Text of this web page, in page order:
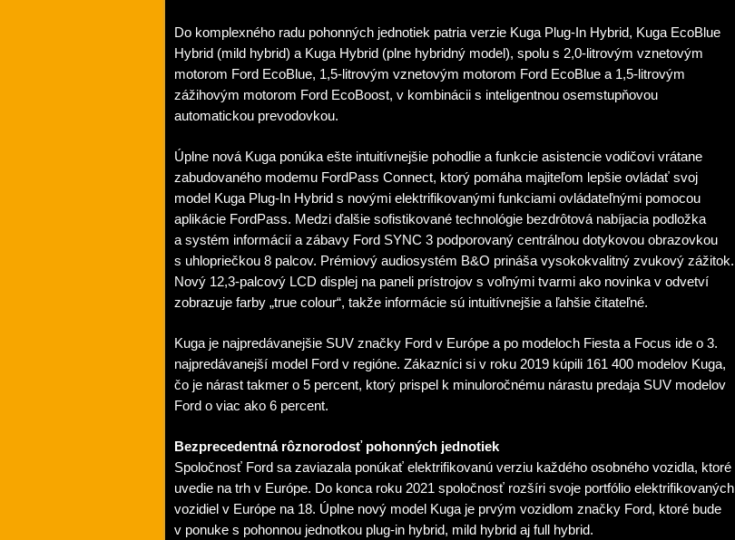
Do komplexného radu pohonných jednotiek patria verzie Kuga Plug-In Hybrid, Kuga EcoBlue
Hybrid (mild hybrid) a Kuga Hybrid (plne hybridný model), spolu s 2,0-litrovým vznetovým
motorom Ford EcoBlue, 1,5-litrovým vznetovým motorom Ford EcoBlue a 1,5-litrovým
zážihovým motorom Ford EcoBoost, v kombinácii s inteligentnou osemstupňovou
automatickou prevodovkou.
Úplne nová Kuga ponúka ešte intuitívnejšie pohodlie a funkcie asistencie vodičovi vrátane
zabudovaného modemu FordPass Connect, ktorý pomáha majiteľom lepšie ovládať svoj
model Kuga Plug-In Hybrid s novými elektrifikovanými funkciami ovládateľnými pomocou
aplikácie FordPass. Medzi ďalšie sofistikované technológie bezdrôtová nabíjacia podložka
a systém informácií a zábavy Ford SYNC 3 podporovaný centrálnou dotykovou obrazovkou
s uhlopriečkou 8 palcov. Prémiový audiosystém B&O prináša vysokokvalitný zvukový zážitok.
Nový 12,3-palcový LCD displej na paneli prístrojov s voľnými tvarmi ako novinka v odvetví
zobrazuje farby „true colour“, takže informácie sú intuitívnejšie a ľahšie čitateľné.
Kuga je najpredávanejšie SUV značky Ford v Európe a po modeloch Fiesta a Focus ide o 3.
najpredávanejší model Ford v regióne. Zákazníci si v roku 2019 kúpili 161 400 modelov Kuga,
čo je nárast takmer o 5 percent, ktorý prispel k minuloročnému nárastu predaja SUV modelov
Ford o viac ako 6 percent.
Bezprecedentná rôznorodosť pohonných jednotiek
Spoločnosť Ford sa zaviazala ponúkať elektrifikovanú verziu každého osobného vozidla, ktoré
uvedie na trh v Európe. Do konca roku 2021 spoločnosť rozšíri svoje portfólio elektrifikovaných
vozidiel v Európe na 18. Úplne nový model Kuga je prvým vozidlom značky Ford, ktoré bude
v ponuke s pohonnou jednotkou plug-in hybrid, mild hybrid aj full hybrid.